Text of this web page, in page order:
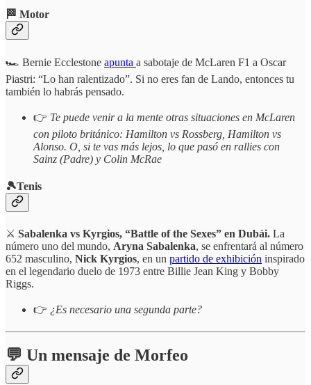
🏁 Motor
🏎️ Bernie Ecclestone apunta a sabotaje de McLaren F1 a Oscar
Piastri: “Lo han ralentizado”. Si no eres fan de Lando, entonces tu
también lo habrás pensado.
👉 Te puede venir a la mente otras situaciones en McLaren
con piloto británico: Hamilton vs Rossberg, Hamilton vs
Alonso. O, si te vas más lejos, lo que pasó en rallies con
Sainz (Padre) y Colin McRae
🎾Tenis
⚔️ Sabalenka vs Kyrgios, “Battle of the Sexes” en Dubái. La
número uno del mundo, Aryna Sabalenka, se enfrentará al número
652 masculino, Nick Kyrgios, en un partido de exhibición inspirado
en el legendario duelo de 1973 entre Billie Jean King y Bobby
Riggs.
👉 ¿Es necesario una segunda parte?
💬 Un mensaje de Morfeo